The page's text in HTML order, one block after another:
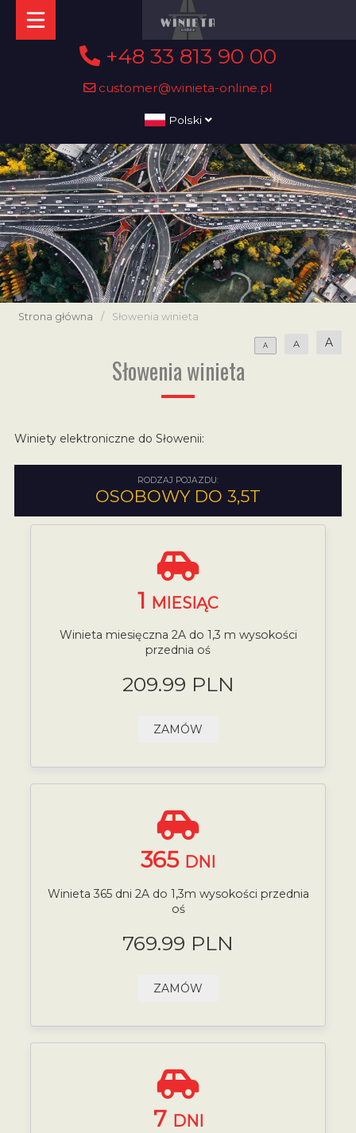
+48 33 813 90 00
customer@winieta-online.pl
Polski
Strona główna / Słowenia winieta
A A A
Słowenia winieta
Winiety elektroniczne do Słowenii:
RODZAJ POJAZDU:
OSOBOWY DO 3,5T
1 MIESIĄC
Winieta miesięczna 2A do 1,3 m wysokości
przednia oś
209.99 PLN
ZAMÓW
365 DNI
Winieta 365 dni 2A do 1,3m wysokości przednia
oś
769.99 PLN
ZAMÓW
7 DNI